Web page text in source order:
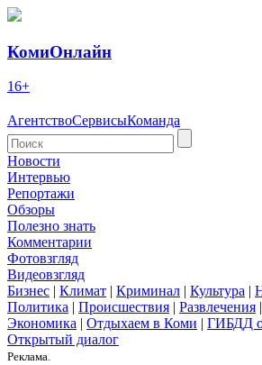
КомиОнлайн
16+
АгентствоСервисыКоманда
Новости
Интервью
Репортажи
Обзоры
Полезно знать
Комментарии
Фотовзгляд
Видеовзгляд
Бизнес | Климат | Криминал | Культура |
Политика | Происшествия | Развлечения |
Экономика | Отдыхаем в Коми | ГИБДД
Открытый диалог
Реклама.